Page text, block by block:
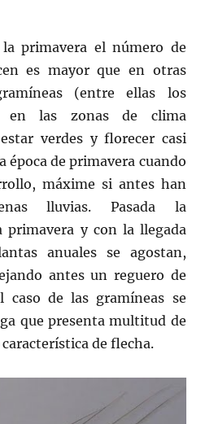
primavera el número de
es mayor que en otras
(entre ellas los
en las zonas de clima
verdes y florecer casi
época de primavera cuando
máxime si antes han
lluvias. Pasada la
primavera y con la llegada
anuales se agostan,
antes un reguero de
caso de las gramíneas se
que presenta multitud de
de flecha.